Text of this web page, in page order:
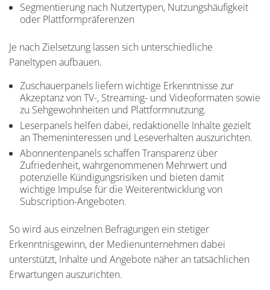
Segmentierung nach Nutzertypen, Nutzungshäufigkeit
oder Plattformpräferenzen
Je nach Zielsetzung lassen sich unterschiedliche
Paneltypen aufbauen.
Zuschauerpanels liefern wichtige Erkenntnisse zur
Akzeptanz von TV-, Streaming- und Videoformaten sowie
zu Sehgewohnheiten und Plattformnutzung.
Leserpanels helfen dabei, redaktionelle Inhalte gezielt
an Themeninteressen und Leseverhalten auszurichten.
Abonnentenpanels schaffen Transparenz über
Zufriedenheit, wahrgenommenen Mehrwert und
potenzielle Kündigungsrisiken und bieten damit
wichtige Impulse für die Weiterentwicklung von
Subscription-Angeboten.
So wird aus einzelnen Befragungen ein stetiger
Erkenntnisgewinn, der Medienunternehmen dabei
unterstützt, Inhalte und Angebote näher an tatsächlichen
Erwartungen auszurichten.